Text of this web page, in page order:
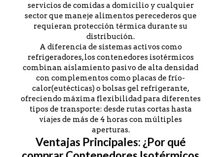
servicios de comidas a domicilio y cualquier
sector que maneje alimentos perecederos que
requieran protección térmica durante su
distribución.
A diferencia de sistemas activos como
refrigeradores, los contenedores isotérmicos
combinan aislamiento pasivo de alta densidad
con complementos como placas de frío-
calor(eutécticas) o bolsas gel refrigerante,
ofreciendo máxima flexibilidad para diferentes
tipos de transporte: desde rutas cortas hasta
viajes de más de 4 horas con múltiples
aperturas.
Ventajas Principales: ¿Por qué